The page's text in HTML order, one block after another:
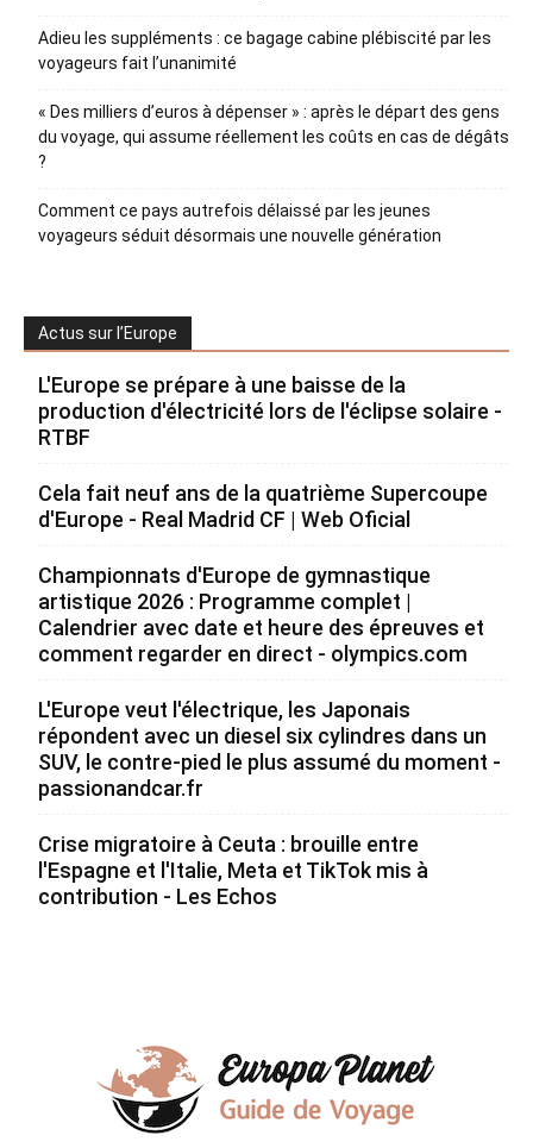
Adieu les suppléments : ce bagage cabine plébiscité par les
voyageurs fait l’unanimité
« Des milliers d’euros à dépenser » : après le départ des gens
du voyage, qui assume réellement les coûts en cas de dégâts
?
Comment ce pays autrefois délaissé par les jeunes
voyageurs séduit désormais une nouvelle génération
Actus sur l’Europe
L'Europe se prépare à une baisse de la
production d'électricité lors de l'éclipse solaire -
RTBF
Cela fait neuf ans de la quatrième Supercoupe
d'Europe - Real Madrid CF | Web Oficial
Championnats d'Europe de gymnastique
artistique 2026 : Programme complet |
Calendrier avec date et heure des épreuves et
comment regarder en direct - olympics.com
L'Europe veut l'électrique, les Japonais
répondent avec un diesel six cylindres dans un
SUV, le contre-pied le plus assumé du moment -
passionandcar.fr
Crise migratoire à Ceuta : brouille entre
l'Espagne et l'Italie, Meta et TikTok mis à
contribution - Les Echos